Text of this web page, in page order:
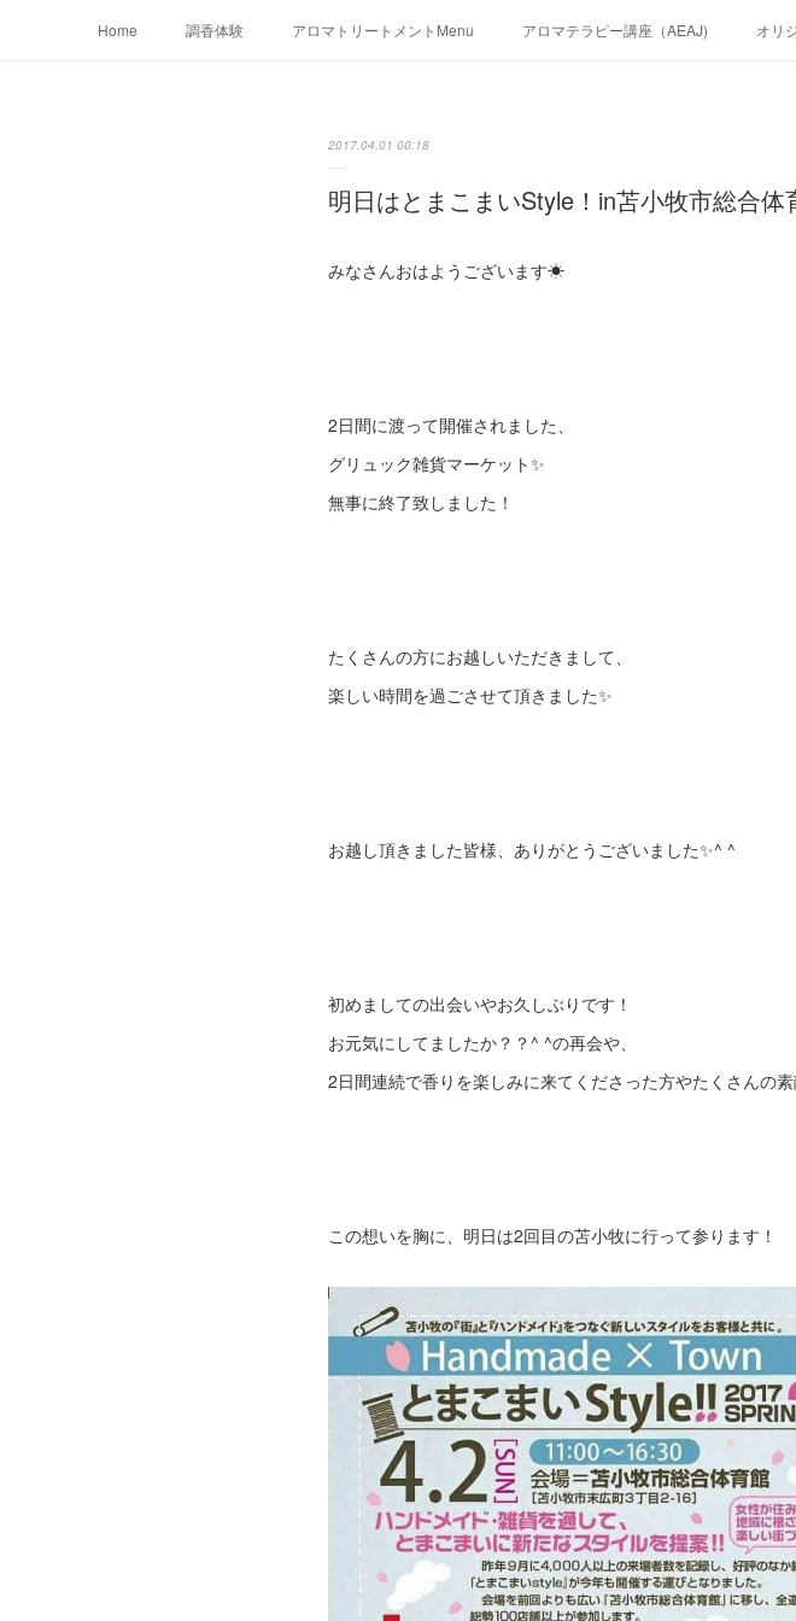
Home 調香体験 アロマトリートメントMenu アロマテラピー講座（AEAJ) オリ
2017.04.01 00:18
明日はとまこまいStyle！in苫小牧市総合体
みなさんおはようございます☀
2日間に渡って開催されました、
グリュック雑貨マーケット✨
無事に終了致しました！
たくさんの方にお越しいただきまして、
楽しい時間を過ごさせて頂きました✨
お越し頂きました皆様、ありがとうございました✨^ ^
初めましての出会いやお久しぶりです！
お元気にしてましたか？？^ ^の再会や、
2日間連続で香りを楽しみに来てくださった方やたくさんの
この想いを胸に、明日は2回目の苫小牧に行って参ります！